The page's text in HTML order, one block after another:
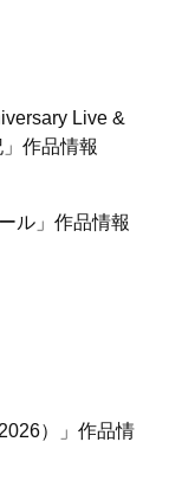
Live &
作品情報
ル」作品情報
）」作品情